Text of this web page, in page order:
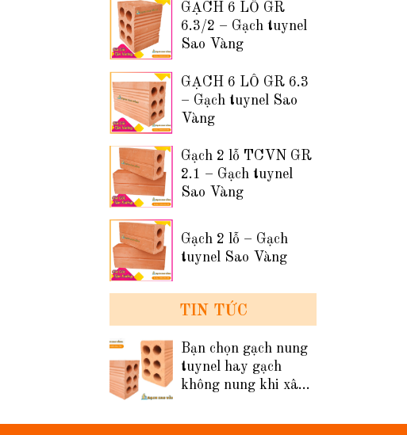
GẠCH 6 LỖ GR
6.3/2 – Gạch tuynel
Sao Vàng
GẠCH 6 LỖ GR 6.3
– Gạch tuynel Sao
Vàng
Gạch 2 lỗ TCVN GR
2.1 – Gạch tuynel
Sao Vàng
Gạch 2 lỗ – Gạch
tuynel Sao Vàng
TIN TỨC
Bạn chọn gạch nung
tuynel hay gạch
không nung khi xây